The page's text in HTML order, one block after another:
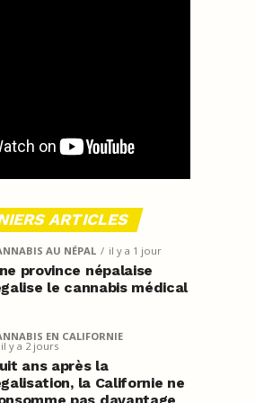
ARTICLES
AU NÉPAL il y a 1 jour
province népalaise
le cannabis médical
EN CALIFORNIE
il y a 2 jours
ans après la
la Californie ne